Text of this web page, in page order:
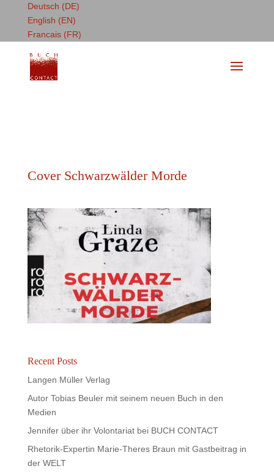
Deutsch (DE)
English (EN)
Francais (FR)
Cover Schwarzwälder Morde
Recent Posts
Langen Müller Verlag
Autor Tobias Beuler mit seinem neuen Buch in den
Medien
Jennifer über ihr Volontariat bei BUCH CONTACT
Rhetorik-Expertin Marie-Theres Braun mit Gastbeitrag in
der WELT